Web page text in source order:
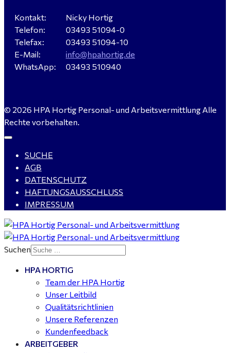
Servicemeister Kfz (m/w/d) - Bitterfeld-Wolfen
gesucht - ab 4.500,00 €
Rohrleitungsbau - Tagschicht - Leuna ab 20 €
Kalkulator (m/w/d) mit technischen Erfahrungen
gesucht für Halle (Saale) - ab 4.000 €
25
Mitarbeiter Wohnungssanierung / Maler (m/w/d)
Dessau-Roßlau - ab 18,00 €
Kontakt:
Telefon:
Telefax:
E-Mail:
WhatsApp:
Nicky Hortig
03493 51094-0
03493 51094-10
info@hpahortig.de
03493 510940
© 2026 HPA Hortig Personal- und Arbeitsvermittlung Alle
Rechte vorbehalten.
SUCHE
AGB
DATENSCHUTZ
HAFTUNGSAUSSCHLUSS
IMPRESSUM
Suchen
HPA HORTIG
Team der HPA Hortig
Unser Leitbild
Qualitätsrichtlinien
Unsere Referenzen
Kundenfeedback
ARBEITGEBER